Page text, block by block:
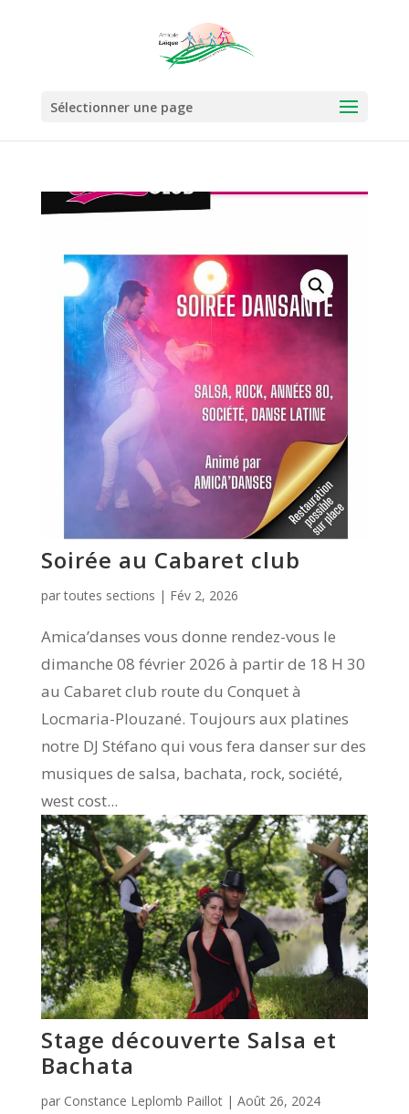
Sélectionner une page
Soirée au Cabaret club
partoutes sections | Fév 2, 2026
Amica’danses vous donne rendez-vous le
dimanche 08 février 2026 à partir de 18 H 30
au Cabaret club route du Conquet à
Locmaria-Plouzané. Toujours aux platines
notre DJ Stéfano qui vous fera danser sur des
musiques de salsa, bachata, rock, société,
west cost...
Stage découverte Salsa et
Bachata
par Constance Leplomb Paillot| Août 26, 2024